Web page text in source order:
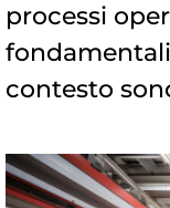
processi
contesto